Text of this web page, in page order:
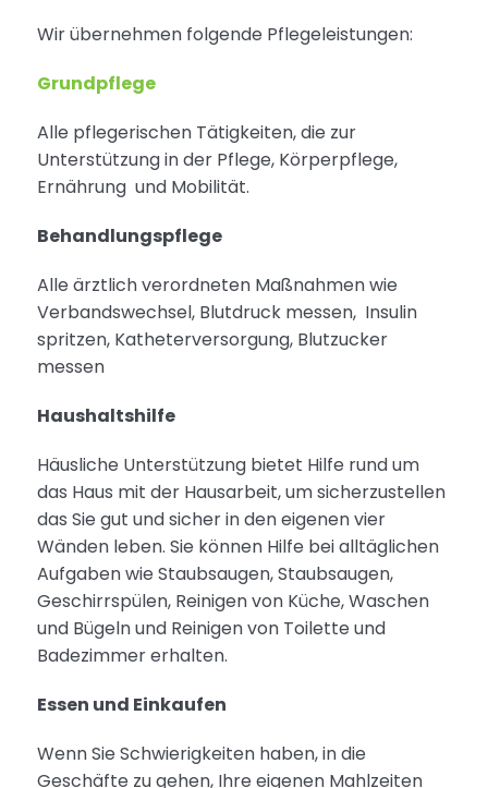
Wir übernehmen folgende Pflegeleistungen:
Grundpflege
Alle pflegerischen Tätigkeiten, die zur
Unterstützung in der Pflege, Körperpflege,
Ernährung und Mobilität.
Behandlungspflege
Alle ärztlich verordneten Maßnahmen wie
Verbandswechsel, Blutdruck messen, Insulin
spritzen, Katheterversorgung, Blutzucker
messen
Haushaltshilfe
Häusliche Unterstützung bietet Hilfe rund um
das Haus mit der Hausarbeit, um sicherzustellen
das Sie gut und sicher in den eigenen vier
Wänden leben. Sie können Hilfe bei alltäglichen
Aufgaben wie Staubsaugen, Staubsaugen,
Geschirrspülen, Reinigen von Küche, Waschen
und Bügeln und Reinigen von Toilette und
Badezimmer erhalten.
Essen und Einkaufen
Wenn Sie Schwierigkeiten haben, in die
Geschäfte zu gehen, Ihre eigenen Mahlzeiten